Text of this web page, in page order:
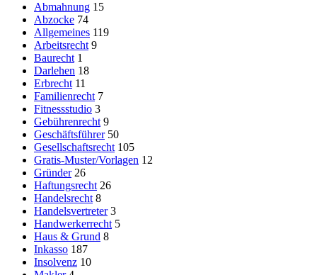
Abmahnung 15
Abzocke 74
Allgemeines 119
Arbeitsrecht 9
Baurecht 1
Darlehen 18
Erbrecht 11
Familienrecht 7
Fitnessstudio 3
Gebührenrecht 9
Geschäftsführer 50
Gesellschaftsrecht 105
Gratis-Muster/Vorlagen 12
Gründer 26
Haftungsrecht 26
Handelsrecht 8
Handelsvertreter 3
Handwerkerrecht 5
Haus & Grund 8
Inkasso 187
Insolvenz 10